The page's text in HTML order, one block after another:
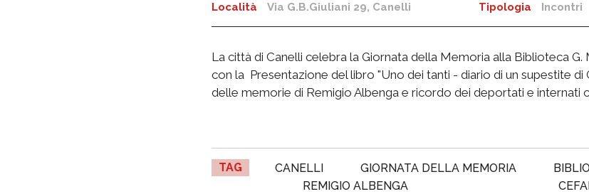
Località
Via G.B.Giuliani 29, Canelli Tipologia Incontri
La città di Canelli celebra la Giornata della Memoria alla Biblioteca G.
con la Presentazione del libro "Uno dei tanti - diario di un supestite di
delle memorie di Remigio Albenga e ricordo dei deportati e internati
TAG CANELLI GIORNATA DELLA MEMORIA
REMIGIO ALBENGA